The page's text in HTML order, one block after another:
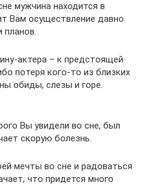
мужчина находится в
Вам осуществление давно
актера – к предстоящей
потеря кого-то из близких
обиды, слезы и горе.
Вы увидели во сне, был
скорую болезнь.
мечты во сне и радоваться
что придется много